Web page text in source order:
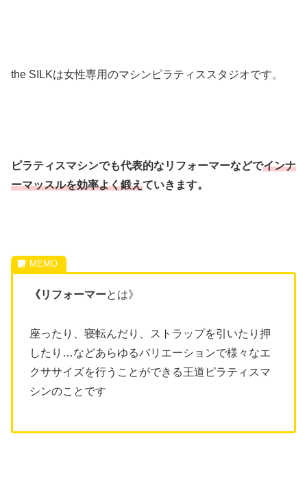
the SILKは女性専用のマシンピラティススタジオです。
ピラティスマシンでも代表的なリフォーマーなどでインナ
ーマッスルを効率よく鍛えていきます。
《リフォーマーとは》
座ったり、寝転んだり、ストラップを引いたり押
したり…などあらゆるバリエーションで様々なエ
クササイズを行うことができる王道ピラティスマ
シンのことです